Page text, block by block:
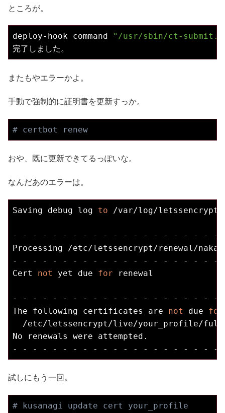
ところが。
deploy-hook command
"/usr/sbin/ct-
完了しました。
またもやエラーかよ。
手動で強制的に証明書を更新すっか。
# certbot renew
おや、既に更新できてるっぽいな。
なんだあのエラーは。
Saving debug log to /var/log/
- - - - - - - - - - - - - - - - - - - -
Processing /etc/letssencrypt/renewal/
- - - - - - - - - - - - - - - - - - - -
Cert not yet due for renewal
- - - - - - - - - - - - - - - - - - - -
The following certificates are not due for
/etc/letssencrypt/live/your_profile/
No renewals were attempted.
試しにもう一回。
# kusanagi update cert your_profile